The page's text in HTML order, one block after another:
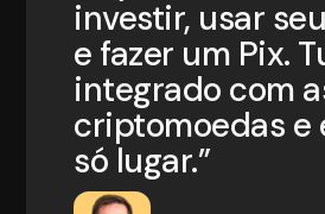
investir, usar
e fazer um Pix.
integrado com
criptomoedas e
só lugar.”